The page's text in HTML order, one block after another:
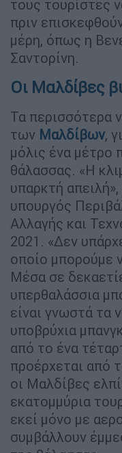
τους τουρίστες
πριν
μέρη, όπως η
Σαντορίνη.
Οι Μαλδίβες
Τα περισσότερα
των Μαλδίβων,
μόλις ένα μέτρο
θάλασσας. «Η
υπαρκτή
υπουργός
Αλλαγής και
2021. «Δεν
οποίο μπορούμε
Μέσα σε
υπερθαλάσσια
είναι γνωστά τα
υποβρύχια
από το ένα
προέρχεται από
οι Μαλδίβες
εκατομμύρια
εκεί μόνο με
συμβάλλουν